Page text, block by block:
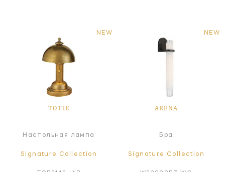
NEW
TOTIE
Настольная лампа
Signature Collection
NEW
ARENA
Бра
Signature Collection